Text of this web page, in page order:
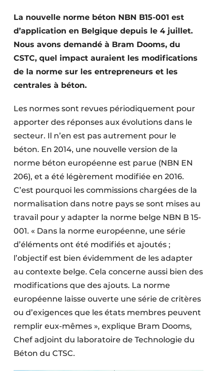
Video’s
Construction bois
Éclairage
Fondations
Façades
Géotextiles
Infrastructures souterraines et égouttage
Protection solaire
Rénovation
Sécurité incendie
Techniques ferroviaires
Travaux ferroviaires
La nouvelle norme béton NBN B15-001 est
d’application en Belgique depuis le 4 juillet.
Nous avons demandé à Bram Dooms, du
CSTC, quel impact auraient les modifications
de la norme sur les entrepreneurs et les
centrales à béton.
Les normes sont revues périodiquement pour
apporter des réponses aux évolutions dans le
secteur. Il n’en est pas autrement pour le
béton. En 2014, une nouvelle version de la
norme béton européenne est parue (NBN EN
206), et a été légèrement modifiée en 2016.
C’est pourquoi les commissions chargées de la
normalisation dans notre pays se sont mises au
travail pour y adapter la norme belge NBN B 15-
001. « Dans la norme européenne, une série
d’éléments ont été modifiés et ajoutés ;
l’objectif est bien évidemment de les adapter
au contexte belge. Cela concerne aussi bien des
modifications que des ajouts. La norme
européenne laisse ouverte une série de critères
ou d’exigences que les états membres peuvent
remplir eux-mêmes », explique Bram Dooms,
Chef adjoint du laboratoire de Technologie du
Béton du CTSC.